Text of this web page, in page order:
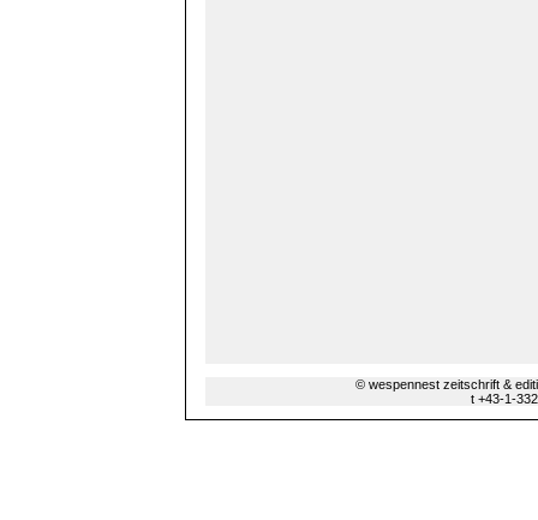
© wespennest zeitschrift &
t +43-1-